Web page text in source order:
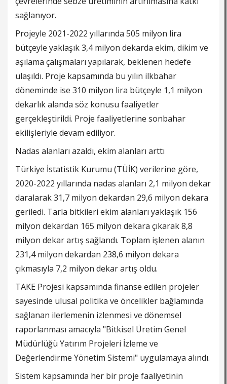
sağlanıyor.
Projeyle 2021-2022 yıllarında 505 milyon lira
bütçeyle yaklaşık 3,4 milyon dekarda ekim, dikim ve
aşılama çalışmaları yapılarak, beklenen hedefe
ulaşıldı. Proje kapsamında bu yılın ilkbahar
döneminde ise 310 milyon lira bütçeyle 1,1 milyon
dekarlık alanda söz konusu faaliyetler
gerçekleştirildi. Proje faaliyetlerine sonbahar
ekilişleriyle devam ediliyor.
Nadas alanları azaldı, ekim alanları arttı
Türkiye İstatistik Kurumu (TÜİK) verilerine göre,
2020-2022 yıllarında nadas alanları 2,1 milyon dekar
daralarak 31,7 milyon dekardan 29,6 milyon dekara
geriledi. Tarla bitkileri ekim alanları yaklaşık 156
milyon dekardan 165 milyon dekara çıkarak 8,8
milyon dekar artış sağlandı. Toplam işlenen alanın
231,4 milyon dekardan 238,6 milyon dekara
çıkmasıyla 7,2 milyon dekar artış oldu.
TAKE Projesi kapsamında finanse edilen projeler
sayesinde ulusal politika ve öncelikler bağlamında
sağlanan ilerlemenin izlenmesi ve dönemsel
raporlanması amacıyla "Bitkisel Üretim Genel
Müdürlüğü Yatırım Projeleri İzleme ve
Değerlendirme Yönetim Sistemi" uygulamaya alındı.
Sistem kapsamında her bir proje faaliyetinin